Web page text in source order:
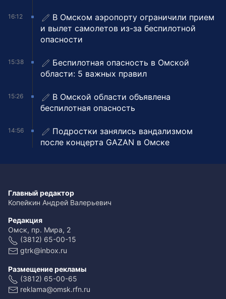
16:12
В Омском аэропорту ограничили прием
и вылет самолетов из-за беспилотной
опасности
15:38
Беспилотная опасность в Омской
области: 5 важных правил
15:26
В Омской области объявлена
беспилотная опасность
14:56
Подростки занялись вандализмом
после концерта GAZAN в Омске
Главный редактор
Копейкин Андрей Валерьевич
Редакция
Омск, пр. Мира, 2
(3812) 65-00-15
gtrk@inbox.ru
Размещение рекламы
(3812) 65-00-65
reklama@omsk.rfn.ru